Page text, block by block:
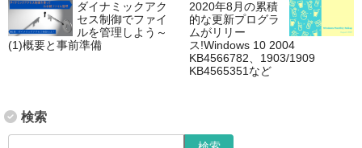
ダイナミックアク
セス制御でファイ
ルを管理しよう～
(1)概要と事前準備
2020年8月の累積
的な更新プログラ
ムがリリー
ス!Windows 10 2004
KB4566782、1903/1909
KB4565351など
検索